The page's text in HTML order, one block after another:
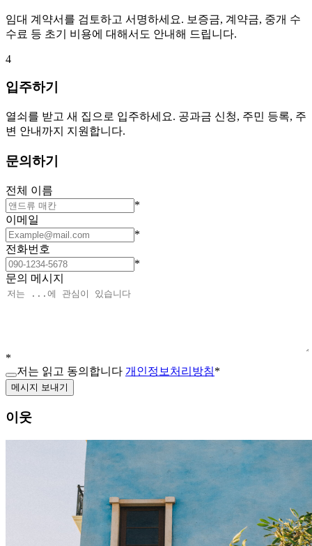
임대 계약서를 검토하고 서명하세요. 보증금, 계약금, 중개 수
수료 등 초기 비용에 대해서도 안내해 드립니다.
4
입주하기
열쇠를 받고 새 집으로 입주하세요. 공과금 신청, 주민 등록, 주
변 안내까지 지원합니다.
문의하기
전체 이름
*
이메일
*
전화번호
*
문의 메시지
*
저는 읽고 동의합니다 개인정보처리방침*
메시지 보내기
이웃